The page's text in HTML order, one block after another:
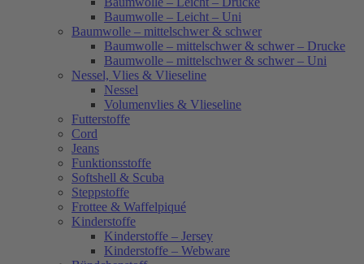
Baumwolle – Leicht – Uni
Baumwolle – mittelschwer & schwer
Baumwolle – mittelschwer & schwer – Drucke
Baumwolle – mittelschwer & schwer – Uni
Nessel, Vlies & Vlieseline
Nessel
Volumenvlies & Vlieseline
Futterstoffe
Cord
Jeans
Funktionsstoffe
Softshell & Scuba
Steppstoffe
Frottee & Waffelpiqué
Kinderstoffe
Kinderstoffe – Jersey
Kinderstoffe – Webware